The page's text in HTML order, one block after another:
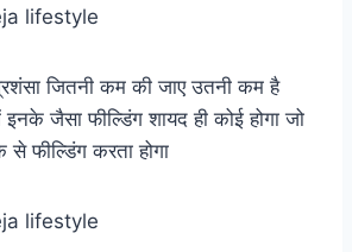
जितनी कम की जाए उतनी कम है
इनके जैसा फील्डिंग शायद ही कोई होगा जो
फील्डिंग करता होगा